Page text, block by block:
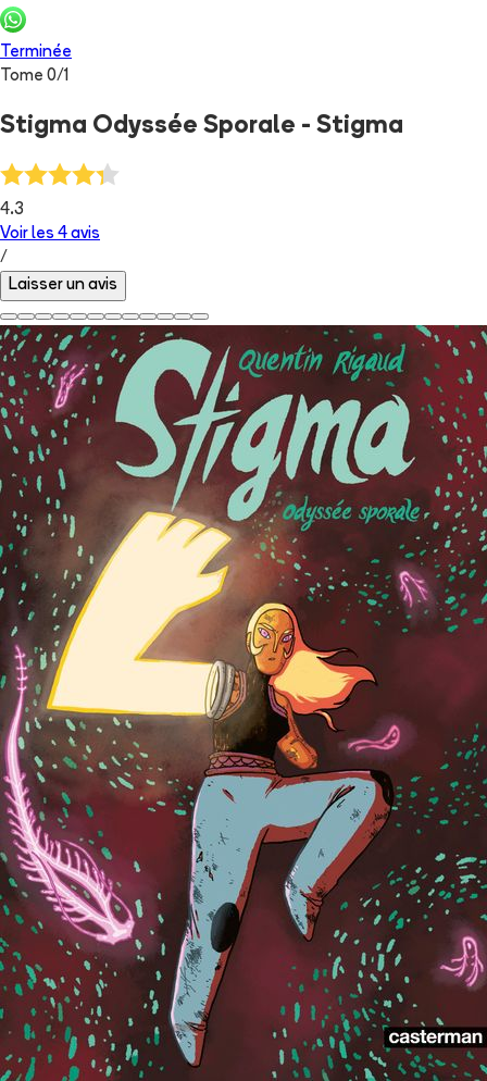
Terminée
Tome 0/1
Stigma Odyssée Sporale - Stigma
4.3
Voir les 4 avis
/
Laisser un avis